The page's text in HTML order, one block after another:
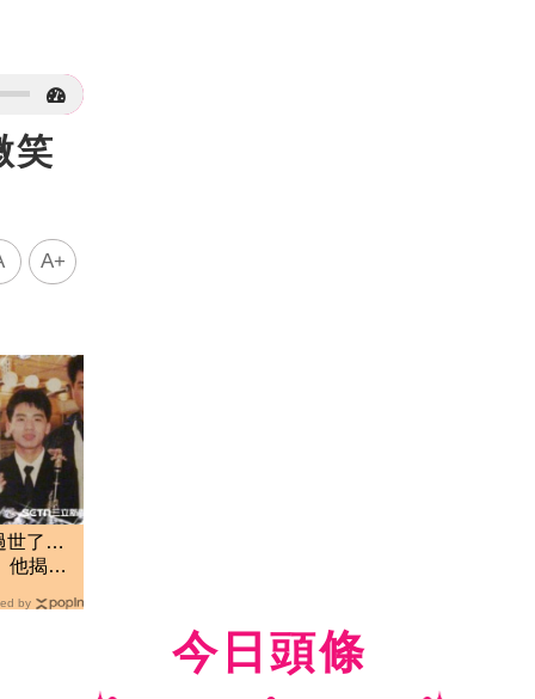
笑
A+
世了…
揭真
by
今日頭條